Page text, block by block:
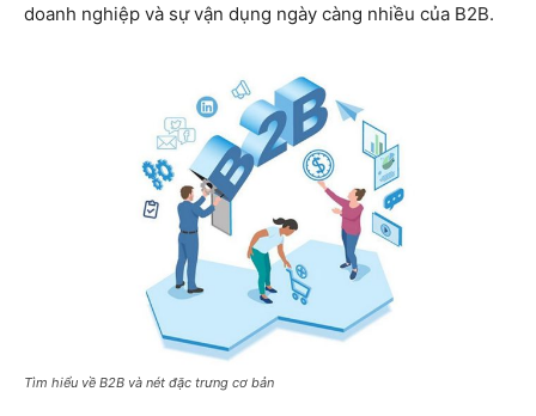
doanh nghiệp và sự vận dụng ngày càng nhiều của B2B.
Tìm hiểu về B2B và nét đặc trưng cơ bản